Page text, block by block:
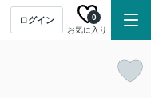
ログイン
お気に入り
0